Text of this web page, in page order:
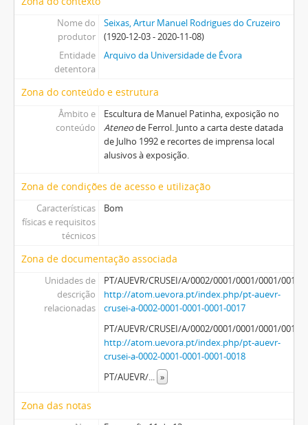
Nome do
produtor
Seixas, Artur Manuel Rodrigues do Cruzeiro
(1920-12-03 - 2020-11-08)
Entidade
detentora
Arquivo da Universidade de Évora
Zona do conteúdo e estrutura
Âmbito e
conteúdo
Escultura de Manuel Patinha, exposição no
Ateneode Ferrol. Junto a carta deste datada
de Julho 1992 e recortes de imprensa local
alusivos à exposição.
Zona de condições de acesso e utilização
Características
físicas e requisitos
técnicos
Bom
Zona de documentação associada
Unidades de
descrição
relacionadas
PT/AUEVR/CRUSEI/A/0002/0001/0001/0001/0017
http://atom.uevora.pt/index.php/pt-auevr-
crusei-a-0002-0001-0001-0001-0017
PT/AUEVR/CRUSEI/A/0002/0001/0001/0001/0018
http://atom.uevora.pt/index.php/pt-auevr-
crusei-a-0002-0001-0001-0001-0018
PT/AUEVR/... »
Zona das notas